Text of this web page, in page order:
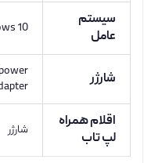
سیستم
عامل
10
شارژر
اقلام همراه
لپ تاب
شارژر